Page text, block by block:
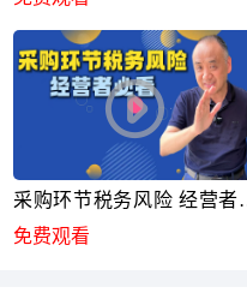
采购环节税务风险 经营者
看
免费观看